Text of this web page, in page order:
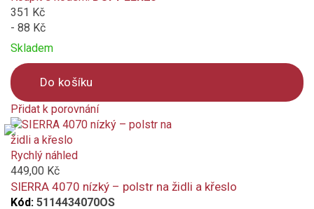
351 Kč
- 88 Kč
Skladem
Do košíku
Přidat k porovnání
Product
is
added
to
compare
Rychlý náhled
449,00 Kč
SIERRA 4070 nízký – polstr na židli a křeslo
Kód: 5114434070OS